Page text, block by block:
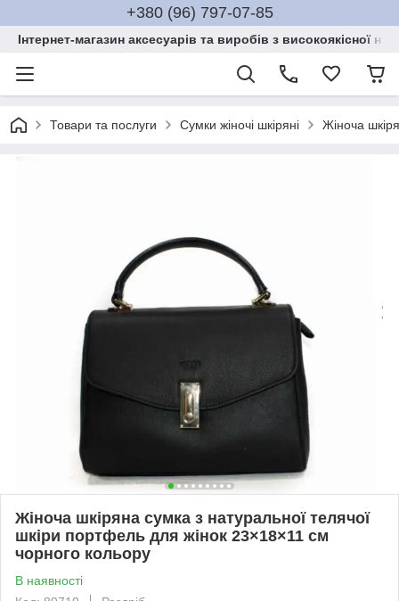
+380 (96) 797-07-85
Інтернет-магазин аксесуарів та виробів з високоякісної
Товари та послуги Сумки жіночі шкіряні Жіноча
Жіноча шкіряна сумка з натуральної телячої
шкіри портфель для жінок 23×18×11 см
чорного кольору
В наявності